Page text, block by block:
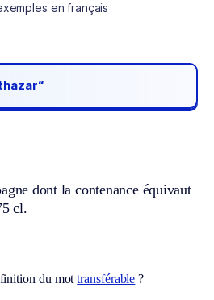
en français
dont la contenance équivaut
cl.
du mottransférable ?